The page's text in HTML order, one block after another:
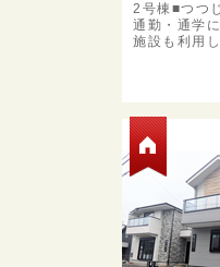
2号棟■つつ
通勤・通学
施設も利用